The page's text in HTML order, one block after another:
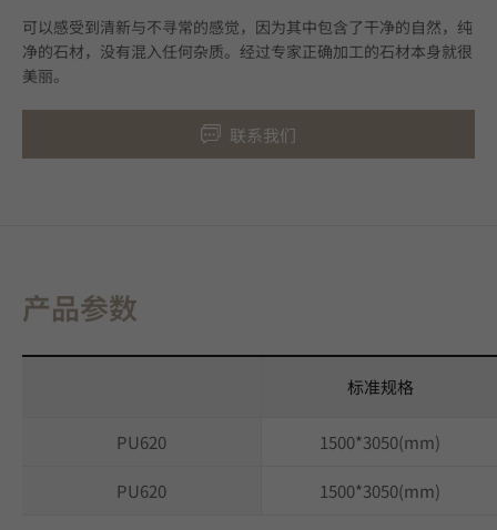
可以感受到清新与不寻常的感觉，因为其中包含了干净的自然，纯
净的石材，没有混入任何杂质。经过专家正确加工的石材本身就很
美丽。
联系我们
产品参数
标准规格
PU620 1500*3050(mm)
PU620 1500*3050(mm)